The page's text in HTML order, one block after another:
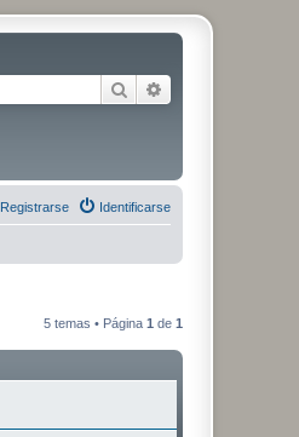
Buscar
Identificarse
Registrarse
5 temas • Página 1 de 1